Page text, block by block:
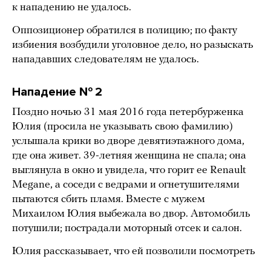
к нападению не удалось.
Оппозиционер обратился в полицию; по факту
избиения возбудили уголовное дело, но разыскать
нападавших следователям не удалось.
Нападение № 2
Поздно ночью 31 мая 2016 года петербурженка
Юлия (просила не указывать свою фамилию)
услышала крики во дворе девятиэтажного дома,
где она живет. 39-летняя женщина не спала; она
выглянула в окно и увидела, что горит ее Renault
Megane, а соседи с ведрами и огнетушителями
пытаются сбить пламя. Вместе с мужем
Михаилом Юлия выбежала во двор. Автомобиль
потушили; пострадали моторный отсек и салон.
Юлия рассказывает, что ей позволили посмотреть